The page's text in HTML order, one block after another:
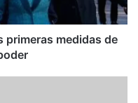
primeras medidas de